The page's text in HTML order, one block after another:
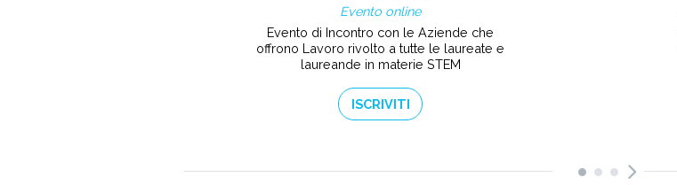
Evento online
Evento di Incontro con le Aziende che
offrono Lavoro rivolto a tutte le laureate e
laureande in materie STEM
ISCRIVITI